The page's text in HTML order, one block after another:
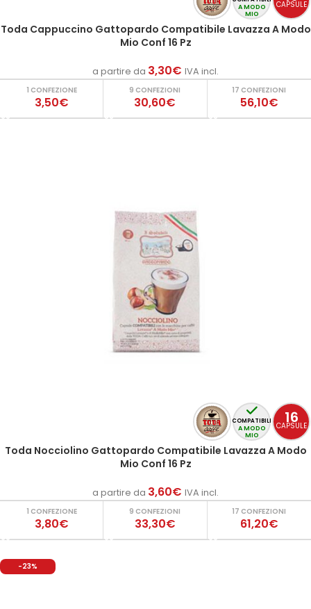
CAPSULE
A MODO
MIO
Toda Cappuccino Gattopardo Compatibile Lavazza A Modo
Mio Conf 16 Pz
a partire da 3,30€ IVA incl.
1 CONFEZIONE
3,50€
9 CONFEZIONI
30,60€
17 CONFEZIONI
56,10€
16
CAPSULE
COMPATIBILI
A MODO
MIO
Toda Nocciolino Gattopardo Compatibile Lavazza A Modo
Mio Conf 16 Pz
a partire da 3,60€ IVA incl.
1 CONFEZIONE
3,80€
9 CONFEZIONI
33,30€
17 CONFEZIONI
61,20€
-23%